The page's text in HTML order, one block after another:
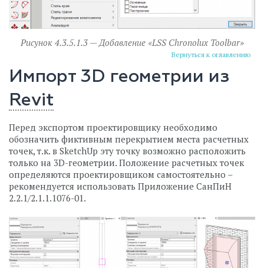
Рисунок 4.3.5.1.3 — Добавление «LSS Chronolux Toolbar»
Вернуться к оглавлению
Импорт 3D геометрии из
Revit
Перед экспортом проектировщику необходимо
обозначить фиктивным перекрытием места расчетных
точек, т.к. в SketchUp эту точку возможно расположить
только на 3D-геометрии. Положение расчетных точек
определяются проектировщиком самостоятельно –
рекомендуется использовать Приложение СанПиН
2.2.1/2.1.1.1076-01.